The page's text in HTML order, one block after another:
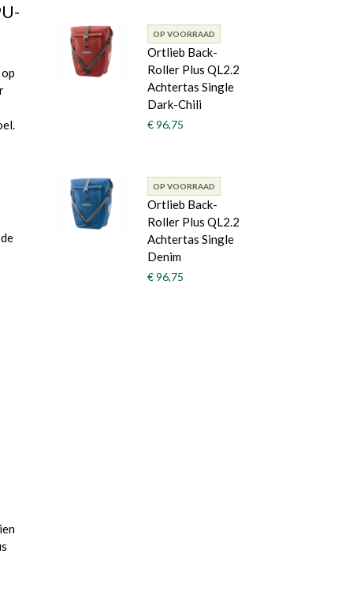
OP VOORRAAD
Ortlieb Back-
Roller Plus QL2.2
Achtertas Single
Dark-Chili
€ 96,75
OP VOORRAAD
Ortlieb Back-
Roller Plus QL2.2
Achtertas Single
Denim
€ 96,75